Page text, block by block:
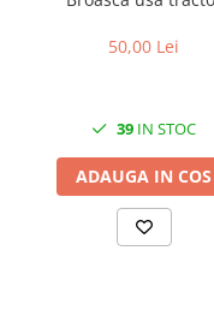
2.1. Prelucrarea
2.1.2. Plug
2.1.3. Cultivatoare
2.1.4. Grapă rotativă și
50,00 Lei
39 IN STOC
ADAUGA IN COS